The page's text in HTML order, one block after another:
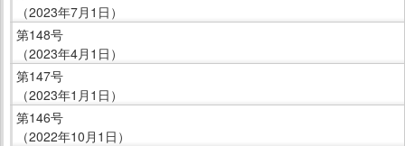
（2023年7月1日）
第148号
（2023年4月1日）
第147号
（2023年1月1日）
第146号
（2022年10月1日）